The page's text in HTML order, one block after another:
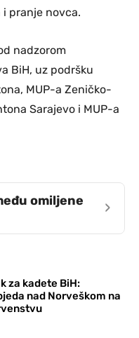
pranje novca.
nadzorom
BiH, uz podršku
MUP-a Zeničko-
Sarajevo i MUP-a
omiljene
›
za kadete BiH:
nad Norveškom na